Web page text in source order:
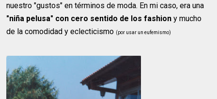
nuestro "gustos" en términos de moda. En mi caso, era una
"niña pelusa" con cero sentido de los fashion y mucho
de la comodidad y eclecticismo (por usar un eufemismo)